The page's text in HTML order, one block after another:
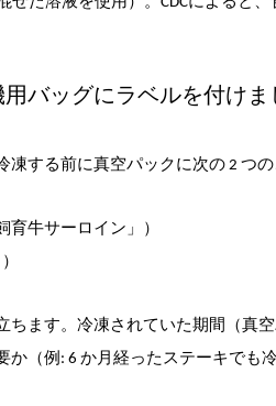
バッグにラベルを付けま
凍する前に真空パック に次の 2 つ
育牛サーロイン」）
ちます。冷凍されていた期間（真
か（例: 6 か月経ったステーキでも